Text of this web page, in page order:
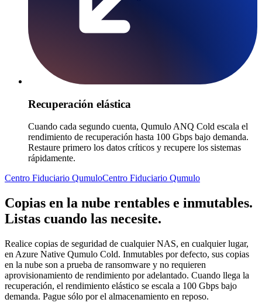
Recuperación elástica
Cuando cada segundo cuenta, Qumulo ANQ Cold escala el
rendimiento de recuperación hasta 100 Gbps bajo demanda.
Restaure primero los datos críticos y recupere los sistemas
rápidamente.
Centro Fiduciario QumuloCentro Fiduciario Qumulo
Copias en la nube rentables e inmutables.
Listas cuando las necesite.
Realice copias de seguridad de cualquier NAS, en cualquier lugar,
en Azure Native Qumulo Cold. Inmutables por defecto, sus copias
en la nube son a prueba de ransomware y no requieren
aprovisionamiento de rendimiento por adelantado. Cuando llega la
recuperación, el rendimiento elástico se escala a 100 Gbps bajo
demanda. Pague sólo por el almacenamiento en reposo.